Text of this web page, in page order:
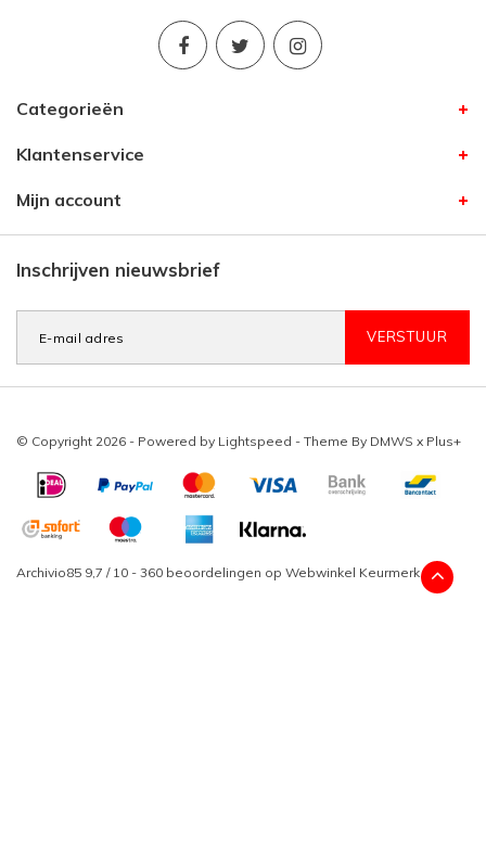
Categorieën
Klantenservice
Mijn account
Inschrijven nieuwsbrief
VERSTUUR
© Copyright 2026 - Powered by Lightspeed - Theme By DMWS x Plus+
Archivio85 9,7 / 10 - 360 beoordelingen op Webwinkel Keurmerk